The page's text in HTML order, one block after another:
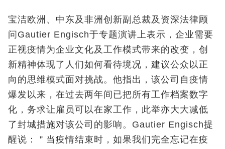
宝洁欧洲、中东及非洲创新副总裁及资深法律顾
问Gautier Engisch于专题演讲上表示，企业需要
正视疫情为企业文化及工作模式带来的改变，创
新精神体现了人们如何看待境况，建议公众以正
向的思维模式面对挑战。他指出，该公司自疫情
爆发以来，在过去两年间已把所有工作档案数字
化，务求让雇员可以在家工作，此举亦大大减低
了封城措施对该公司的影响。Gautier Engisch提
醒说：＂当疫情结束时，如果我们完全忘记在疫